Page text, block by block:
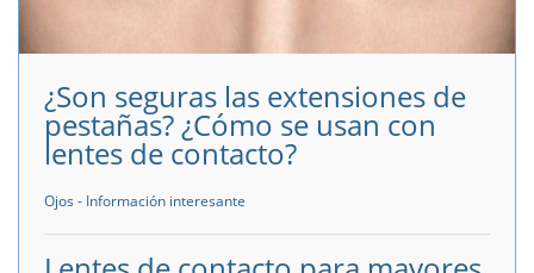
¿Son seguras las extensiones de
pestañas? ¿Cómo se usan con
lentes de contacto?
Ojos - Información interesante